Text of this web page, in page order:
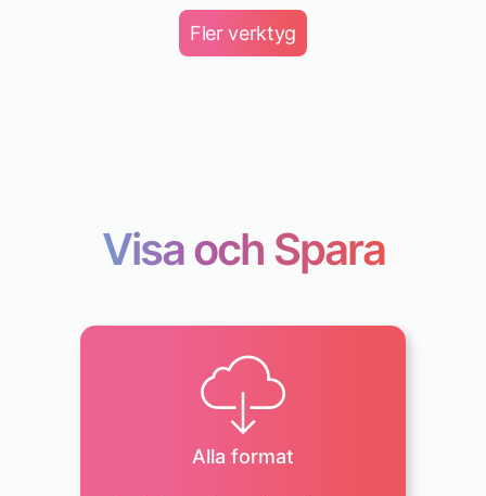
Fler verktyg
Visa och Spara
Alla format